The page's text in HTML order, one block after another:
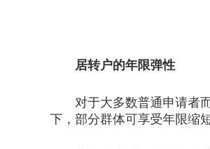
居转户的年限弹性
对于大多数普通申请者而
下，部分群体可享受年限缩